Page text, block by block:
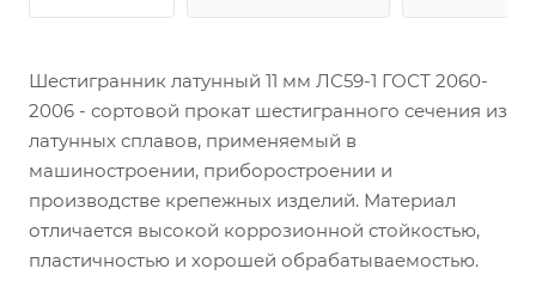
Шестигранник латунный 11 мм ЛС59-1 ГОСТ 2060-
2006 - сортовой прокат шестигранного сечения из
латунных сплавов, применяемый в
машиностроении, приборостроении и
производстве крепежных изделий. Материал
отличается высокой коррозионной стойкостью,
пластичностью и хорошей обрабатываемостью.